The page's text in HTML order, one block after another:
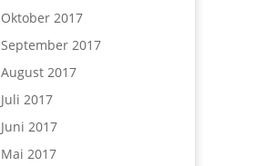
Oktober 2017
September 2017
August 2017
Juli 2017
Juni 2017
Mai 2017